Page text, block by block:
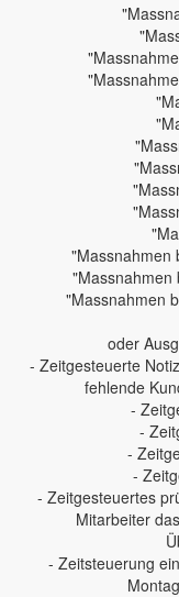
"Massnahmen
"Massnahmen
"Massnahmen
oder
- Zeitgesteuerte
fehlende
-
-
-
-
- Zeitgesteuertes
Mitarbeiter
- Zeitsteuerung